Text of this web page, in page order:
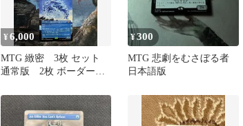
¥6,000
MTG 緻密 3枚 セット
通常版 2枚 ボーダーレ
¥300
MTG 悲劇をむさぼる者
日本語版